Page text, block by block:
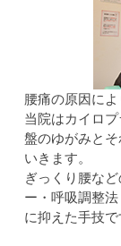
腰痛の原因によ
当院はカイロ
盤のゆがみと
いきます。
ぎっくり腰な
ー・呼吸調整
に抑えた手技で